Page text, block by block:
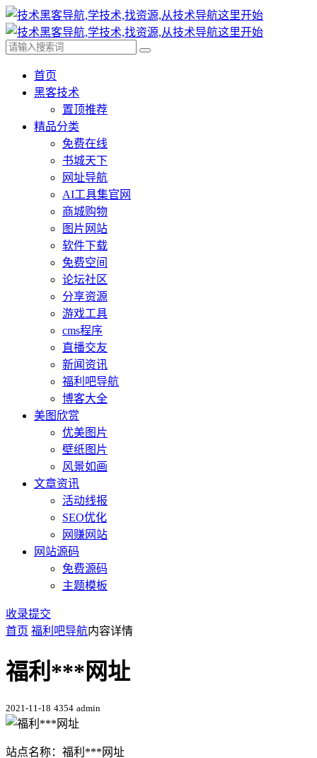
首页
黑客技术
置顶推荐
精品分类
免费在线
书城天下
网址导航
AI工具集官网
商城购物
图片网站
软件下载
免费空间
论坛社区
分享资源
游戏工具
cms程序
直播交友
新闻资讯
福利吧导航
博客大全
美图欣赏
优美图片
壁纸图片
风景如画
文章资讯
活动线报
SEO优化
网赚网站
网站源码
免费源码
主题模板
收录提交
首页 福利吧导航内容详情
福利***网址
2021-11-18 4354 admin
站点名称：福利***网址